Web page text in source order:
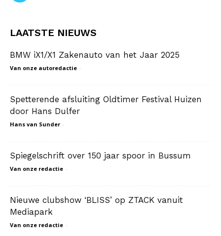
LAATSTE NIEUWS
BMW iX1/X1 Zakenauto van het Jaar 2025
Van onze autoredactie -
Spetterende afsluiting Oldtimer Festival Huizen
door Hans Dulfer
Hans van Sunder -
Spiegelschrift over 150 jaar spoor in Bussum
Van onze redactie -
Nieuwe clubshow ‘BLISS’ op ZTACK vanuit
Mediapark
Van onze redactie -